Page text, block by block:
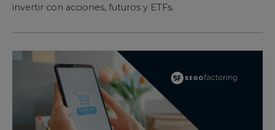
invertir con acciones, futuros y ETFs.